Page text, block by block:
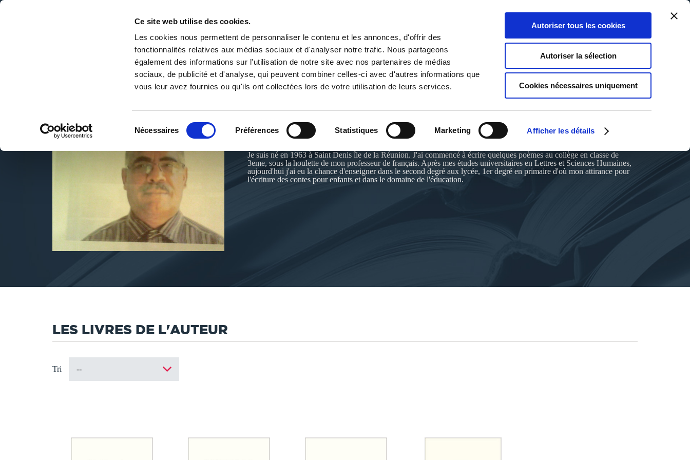
Ce site web utilise des cookies.
Les cookies nous permettent de personnaliser le contenu et les annonces, d'offrir des
fonctionnalités relatives aux médias sociaux et d'analyser notre trafic. Nous partageons
également des informations sur l'utilisation de notre site avec nos partenaires de médias
sociaux, de publicité et d'analyse, qui peuvent combiner celles-ci avec d'autres informations que
vous leur avez fournies ou qu'ils ont collectées lors de votre utilisation de leurs services.
Nécessaires Préférences Statistiques Marketing Afficher les détails
Autoriser tous les cookies
Autoriser la sélection
Cookies nécessaires uniquement
DE LA PAGE BLANCHE... AU BEST SELLER
0
Panier
0
Ma liste
Connexion
PUBLIER UN LIVRE LIBRAIRIE
Jean François BEGUE
JEAN FRANÇOIS BEGUE
Je suis né en 1963 à Saint Denis île de la Réunion. J'ai commencé à écrire quelques poèmes au collège en classe de
3eme, sous la houlette de mon professeur de français. Après mes études universitaires en Lettres et Sciences Humaines,
aujourd'hui j'ai eu la chance d'enseigner dans le second degré aux lycée, 1er degré en primaire d'où mon attirance pour
l'écriture des contes pour enfants et dans le domaine de l'éducation.
LES LIVRES DE L'AUTEUR
Tri